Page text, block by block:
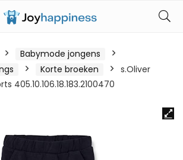
Babymode jongens
Korte broeken
s.Oliver
405.10.106.18.183.2100470